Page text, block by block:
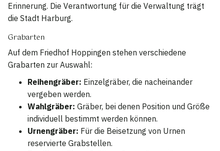
Erinnerung. Die Verantwortung für die Verwaltung trägt
die Stadt Harburg.
Grabarten
Auf dem Friedhof Hoppingen stehen verschiedene
Grabarten zur Auswahl:
Reihengräber: Einzelgräber, die nacheinander
vergeben werden.
Wahlgräber: Gräber, bei denen Position und Größe
individuell bestimmt werden können.
Urnengräber: Für die Beisetzung von Urnen
reservierte Grabstellen.